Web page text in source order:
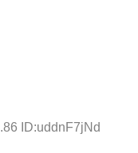
ID:uddnF7jNd